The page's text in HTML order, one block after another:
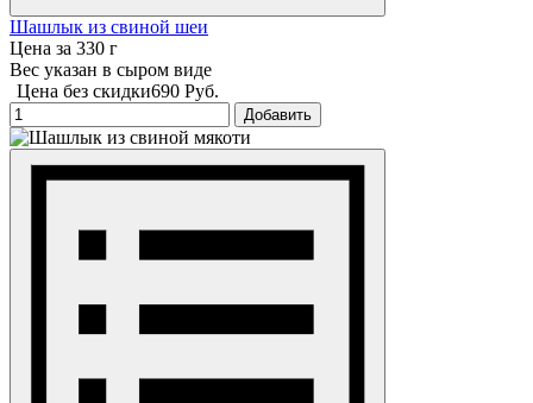
Шашлык из свиной шеи
Цена за 330 г
Вес указан в сыром виде
Цена без скидки690 Руб.
Добавить